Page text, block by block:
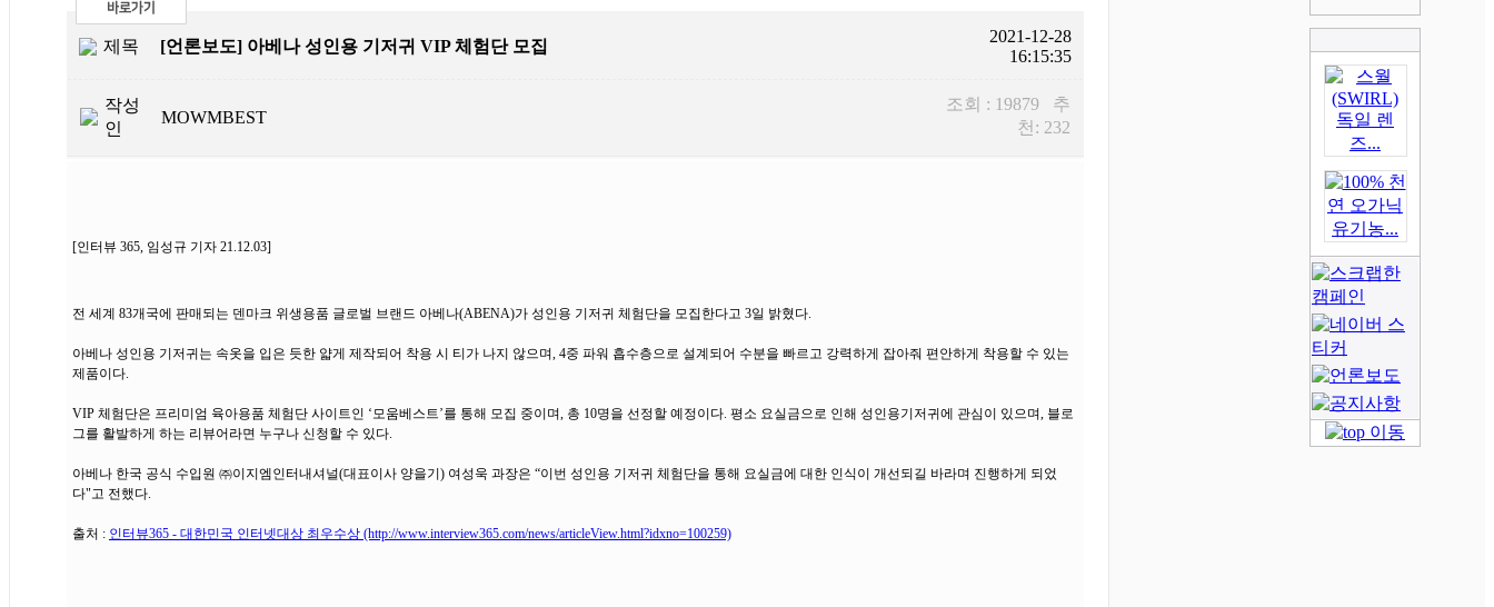
제목 [언론보도] 아베나 성인용 기저귀 VIP 체험단 모집
2021-12-28
16:15:35
작성
인
MOWMBEST
조회 : 19879 추
천: 232
[인터뷰 365, 임성규 기자 21.12.03]
전 세계 83개국에 판매되는 덴마크 위생용품 글로벌 브랜드 아베나(ABENA)가 성인용 기저귀 체험단을 모집한다고 3일 밝혔다.
아베나 성인용 기저귀는 속옷을 입은 듯한 얇게 제작되어 착용 시 티가 나지 않으며, 4중 파워 흡수층으로 설계되어 수분을 빠르고 강력하게 잡아줘 편안하게 착용할 수 있는
제품이다.
VIP 체험단은 프리미엄 육아용품 체험단 사이트인 ‘모움베스트’를 통해 모집 중이며, 총 10명을 선정할 예정이다. 평소 요실금으로 인해 성인용기저귀에 관심이 있으며, 블로
그를 활발하게 하는 리뷰어라면 누구나 신청할 수 있다.
아베나 한국 공식 수입원 ㈜이지엠인터내셔널(대표이사 양을기) 여성욱 과장은 “이번 성인용 기저귀 체험단을 통해 요실금에 대한 인식이 개선되길 바라며 진행하게 되었
다"고 전했다.
출처 : 인터뷰365 - 대한민국 인터넷대상 최우수상 (http://www.interview365.com/news/articleView.html?idxno=100259)